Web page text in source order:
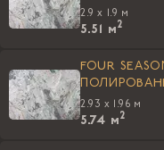
2.9 x 1.9 м
5.51 м2
FOUR
2.93 x 1.96 м
5.74 м2